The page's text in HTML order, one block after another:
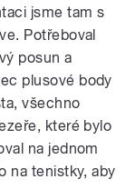
jsme tam s
Potřeboval
posun a
plusové body
všechno
které bylo
na jednom
na tenistky, aby